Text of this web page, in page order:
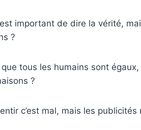
important de dire la vérité,
?
que tous les humains sont
?
c’est mal, mais les